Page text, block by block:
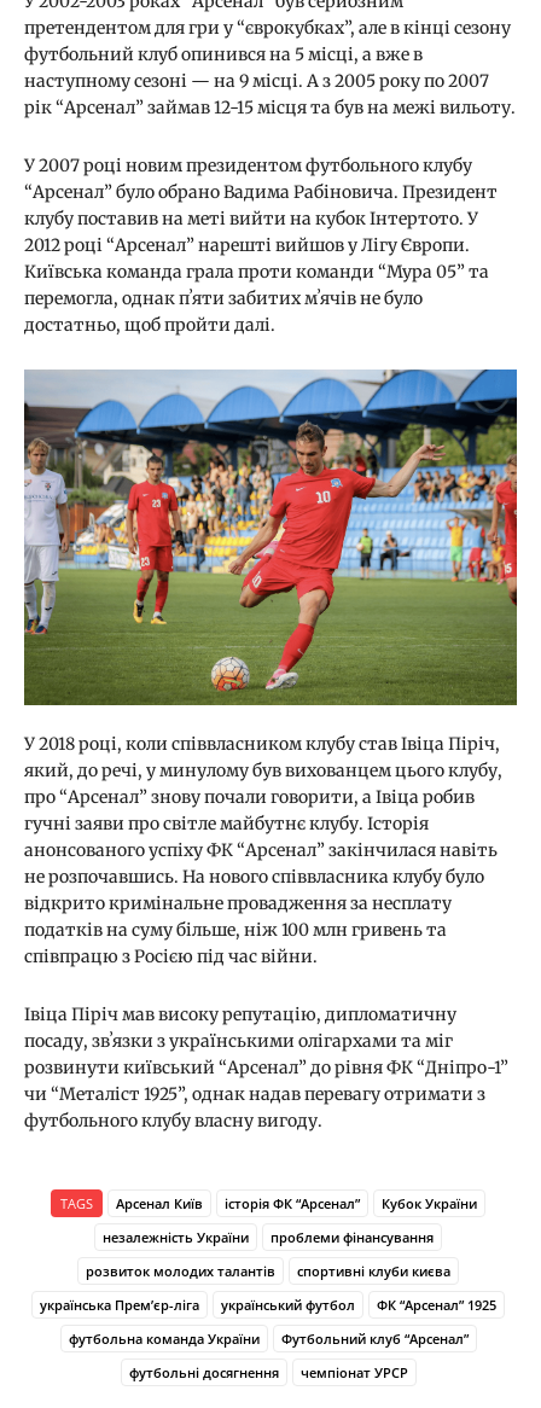
претендентом для гри у “єврокубках”, але в кінці сезону
футбольний клуб опинився на 5 місці, а вже в
наступному сезоні — на 9 місці. А з 2005 року по 2007
рік “Арсенал” займав 12-15 місця та був на межі вильоту.
У 2007 році новим президентом футбольного клубу
“Арсенал” було обрано Вадима Рабіновича. Президент
клубу поставив на меті вийти на кубок Інтертото. У
2012 році “Арсенал” нарешті вийшов у Лігу Європи.
Київська команда грала проти команди “Мура 05” та
перемогла, однак пʼяти забитих мʼячів не було
достатньо, щоб пройти далі.
У 2018 році, коли співвласником клубу став Івіца Піріч,
який, до речі, у минулому був вихованцем цього клубу,
про “Арсенал” знову почали говорити, а Івіца робив
гучні заяви про світле майбутнє клубу. Історія
анонсованого успіху ФК “Арсенал” закінчилася навіть
не розпочавшись. На нового співвласника клубу було
відкрито кримінальне провадження за несплату
податків на суму більше, ніж 100 млн гривень та
співпрацю з Росією під час війни.
Івіца Піріч мав високу репутацію, дипломатичну
посаду, звʼязки з українськими олігархами та міг
розвинути київський “Арсенал” до рівня ФК “Дніпро-1”
чи “Металіст 1925”, однак надав перевагу отримати з
футбольного клубу власну вигоду.
TAGS Арсенал Київ історія ФК “Арсенал”
Кубок України
незалежність України
проблеми фінансування
розвиток молодих талантів
спортивні клуби києва
українська Прем’єр-ліга
український футбол
ФК “Арсенал” 1925
футбольна команда України
Футбольний клуб “Арсенал”
футбольні досягнення
чемпіонат УРСР